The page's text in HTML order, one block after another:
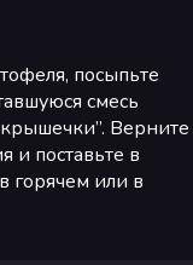
посыпьте
смесь
Верните
и поставьте в
горячем или в